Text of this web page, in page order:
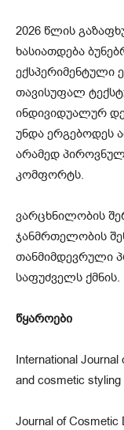
2026 წლის
ხასიათდება
ექსპერიმენტული
თავისუფალ
ინდივიდუალურ
უნდა ერგებოდეს
არამედ
კომფორტს.
ვარცხნილობის
ჯანმრთელობის
თანმიმდევრული
საფუძველს ქმნის.
წყაროები
International
and cosmetic styling
Journal of Cosmetic